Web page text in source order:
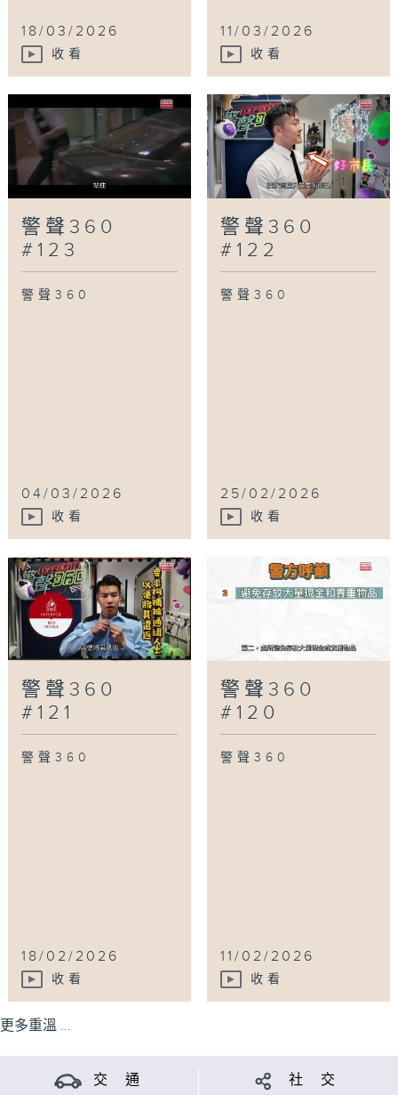
18/03/2026
收看
11/03/2026
收看
警聲360
#123
警聲360
04/03/2026
收看
警聲360
#122
警聲360
25/02/2026
收看
警聲360
#121
警聲360
18/02/2026
收看
警聲360
#120
警聲360
11/02/2026
收看
更多重溫 ...
交 通 社 交